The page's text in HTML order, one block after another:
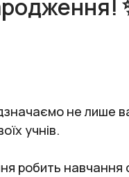
не лише
учнів.
робить